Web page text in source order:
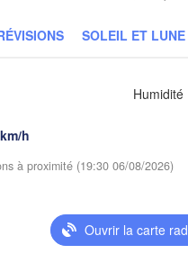
SOLEIL ET LUNE
h
Humidité
à proximité (19:30 06/08/2026)
Ouvrir la carte
POLOGNE
SLOVAQUIE